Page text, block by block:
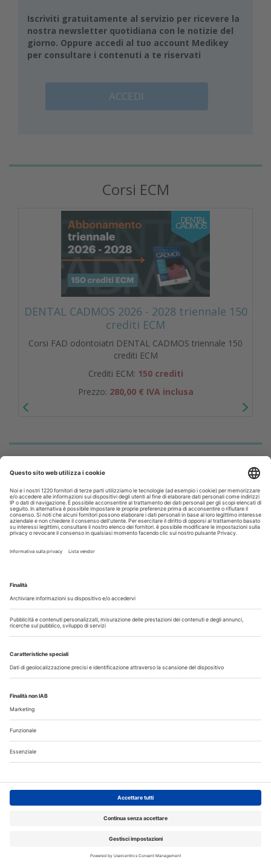
Iscriviti gratuitamente al servizio per ricevere la
nostra newsletter quotidiana con le notizie del
giorno. Oppure accedi al tuo account Medikey
per consultare i contenuti a te riservati
ACCEDI
Corsi ECM
DENTAL CADMOS 2026 - 2028 triennale 150
crediti ECM
Corsi FAD odontoiatri DENTAL CADMOS triennale 150
crediti ECM
Crediti ECM: 150 crediti
Prezzo: 280,00 € IVA inclusa
Allungamento di corona clinica
Scopri il nuovo numero